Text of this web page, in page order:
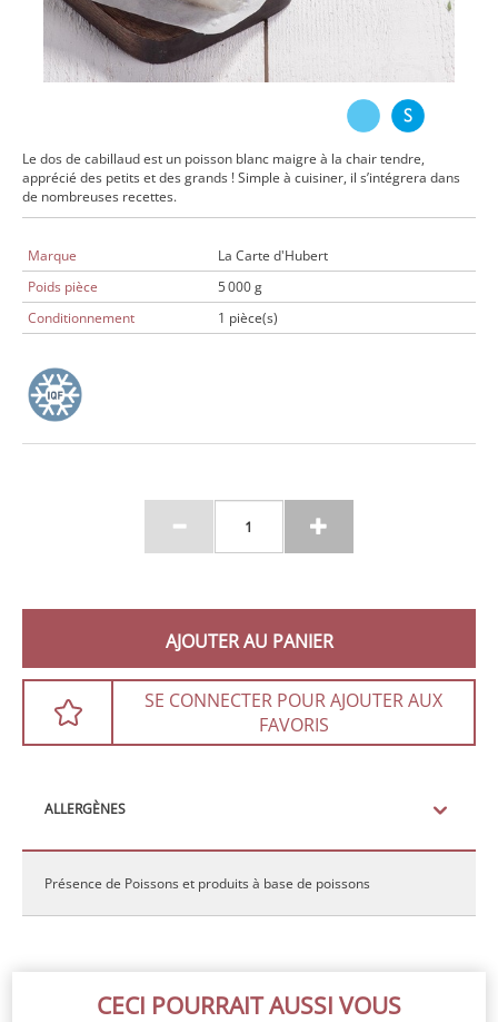
Le dos de cabillaud est un poisson blanc maigre à la chair tendre,
apprécié des petits et des grands ! Simple à cuisiner, il s’intégrera dans
de nombreuses recettes.
Marque
La Carte d'Hubert
Poids pièce
5 000 g
Conditionnement
1 pièce(s)
AJOUTER AU PANIER
SE CONNECTER POUR AJOUTER AUX
FAVORIS
ALLERGÈNES
Présence de Poissons et produits à base de poissons
CECI POURRAIT AUSSI VOUS